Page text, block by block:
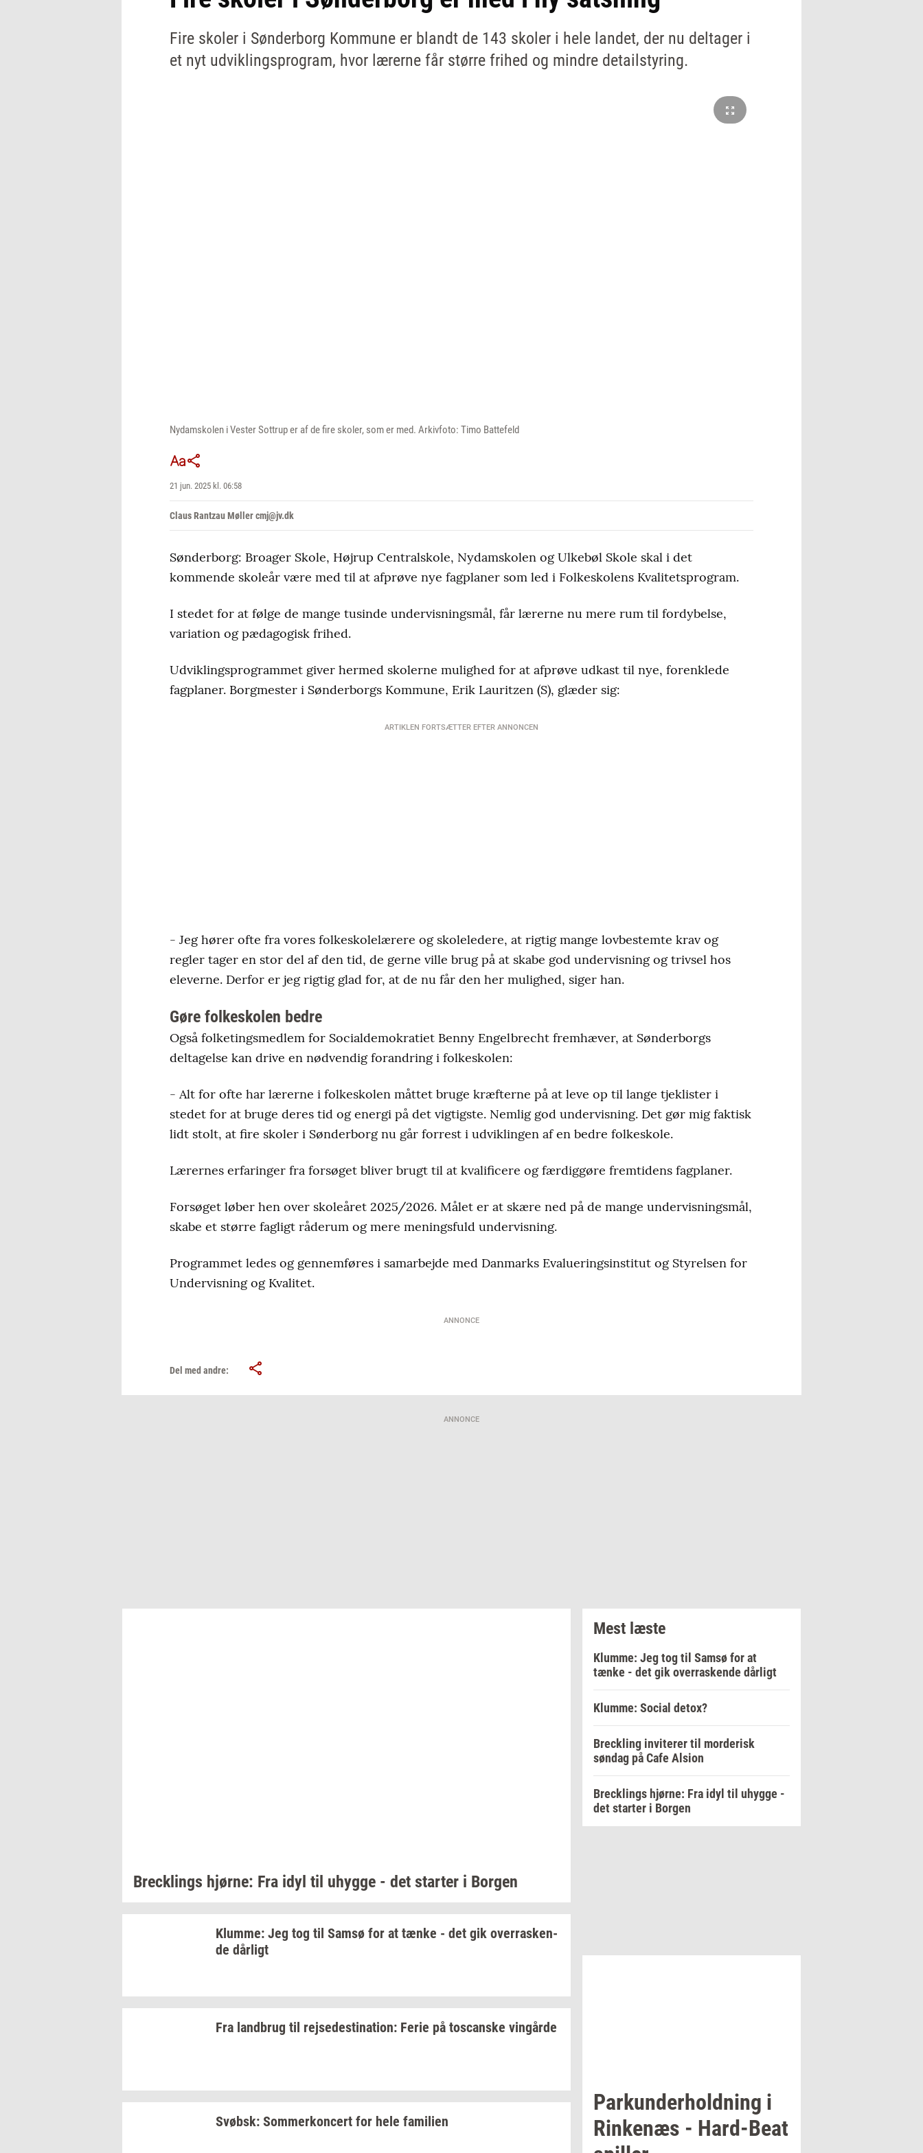
Fire skoler i Sønderborg Kommune er blandt de 143 skoler i hele landet, der nu deltager i
et nyt udviklingsprogram, hvor lærerne får større frihed og mindre detailstyring.
Nydamskolen i Vester Sottrup er af de fire skoler, som er med. Arkivfoto: Timo Battefeld
21 jun. 2025 kl. 06:58
Claus Rantzau Møller cmj@jv.dk
Sønderborg: Broager Skole, Højrup Centralskole, Nydamskolen og Ulkebøl Skole skal i det
kommende skoleår være med til at afprøve nye fagplaner som led i Folkeskolens Kvalitetsprogram.
I stedet for at følge de mange tusinde undervisningsmål, får lærerne nu mere rum til fordybelse,
variation og pædagogisk frihed.
Udviklingsprogrammet giver hermed skolerne mulighed for at afprøve udkast til nye, forenklede
fagplaner. Borgmester i Sønderborgs Kommune, Erik Lauritzen (S), glæder sig:
ARTIKLEN FORTSÆTTER EFTER ANNONCEN
- Jeg hører ofte fra vores folkeskolelærere og skoleledere, at rigtig mange lovbestemte krav og
regler tager en stor del af den tid, de gerne ville brug på at skabe god undervisning og trivsel hos
eleverne. Derfor er jeg rigtig glad for, at de nu får den her mulighed, siger han.
Gøre folkeskolen bedre
Også folketingsmedlem for Socialdemokratiet Benny Engelbrecht fremhæver, at Sønderborgs
deltagelse kan drive en nødvendig forandring i folkeskolen:
- Alt for ofte har lærerne i folkeskolen måttet bruge kræfterne på at leve op til lange tjeklister i
stedet for at bruge deres tid og energi på det vigtigste. Nemlig god undervisning. Det gør mig faktisk
lidt stolt, at fire skoler i Sønderborg nu går forrest i udviklingen af en bedre folkeskole.
Lærernes erfaringer fra forsøget bliver brugt til at kvalificere og færdiggøre fremtidens fagplaner.
Forsøget løber hen over skoleåret 2025/2026. Målet er at skære ned på de mange undervisningsmål,
skabe et større fagligt råderum og mere meningsfuld undervisning.
Programmet ledes og gennemføres i samarbejde med Danmarks Evalueringsinstitut og Styrelsen for
Undervisning og Kvalitet.
ANNONCE
Del med andre:
ANNONCE
Breck­lings hjør­ne: Fra idyl til uhyg­ge - det star­ter i Bor­gen
Klum­me: Jeg tog til Samsø for at tænke - det gik over­ra­sken­
de dår­ligt
Fra land­brug til rej­se­desti­na­tion: Ferie på toscan­ske vin­går­de
Svøbsk: Som­mer­kon­cert for hele fa­mi­li­en
Mest læste
Klumme: Jeg tog til Samsø for at
tænke - det gik overraskende dårligt
Klumme: Social detox?
Breckling inviterer til morderisk
søndag på Cafe Alsion
Brecklings hjørne: Fra idyl til uhygge -
det starter i Borgen
Par­kun­der­hold­ning i
Rin­ke­næs - Hard-​Beat